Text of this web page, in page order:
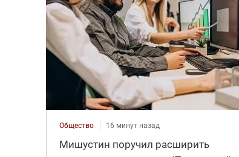
Общество 16 минут назад
Мишустин поручил расширить